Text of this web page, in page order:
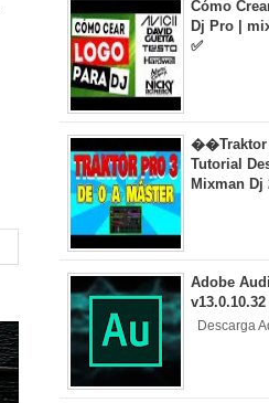
Cómo
Dj Pro |
✅
��Traktor
Tutorial
Mixman Dj
Adobe
Descarga